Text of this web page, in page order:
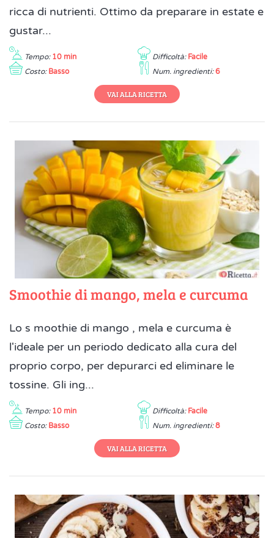
ricca di nutrienti. Ottimo da preparare in estate e
gustar...
Tempo: 10 min Difficoltà: Facile
Costo: Basso Num. ingredienti: 6
VAI ALLA RICETTA
Smoothie di mango, mela e curcuma
Lo s moothie di mango , mela e curcuma è
l'ideale per un periodo dedicato alla cura del
proprio corpo, per depurarci ed eliminare le
tossine. Gli ing...
Tempo: 10 min Difficoltà: Facile
Costo: Basso Num. ingredienti: 8
VAI ALLA RICETTA